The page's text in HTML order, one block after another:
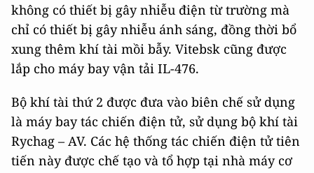
không có thiết bị gây nhiễu điện từ trường mà
chỉ có thiết bị gây nhiễu ánh sáng, đồng thời bổ
xung thêm khí tài mồi bẫy. Vitebsk cũng được
lắp cho máy bay vận tải IL-476.
Bộ khí tài thứ 2 được đưa vào biên chế sử dụng
là máy bay tác chiến điện tử, sử dụng bộ khí tài
Rychag – AV. Các hệ thống tác chiến điện tử tiên
tiến này được chế tạo và tổ hợp tại nhà máy cơ